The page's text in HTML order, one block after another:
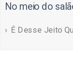
No meio do
É Desse Jeito